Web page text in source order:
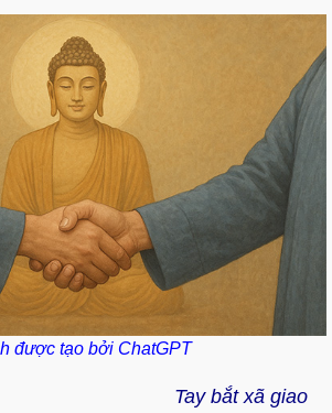
được tạo bởi ChatGPT
Tay bắt xã giao